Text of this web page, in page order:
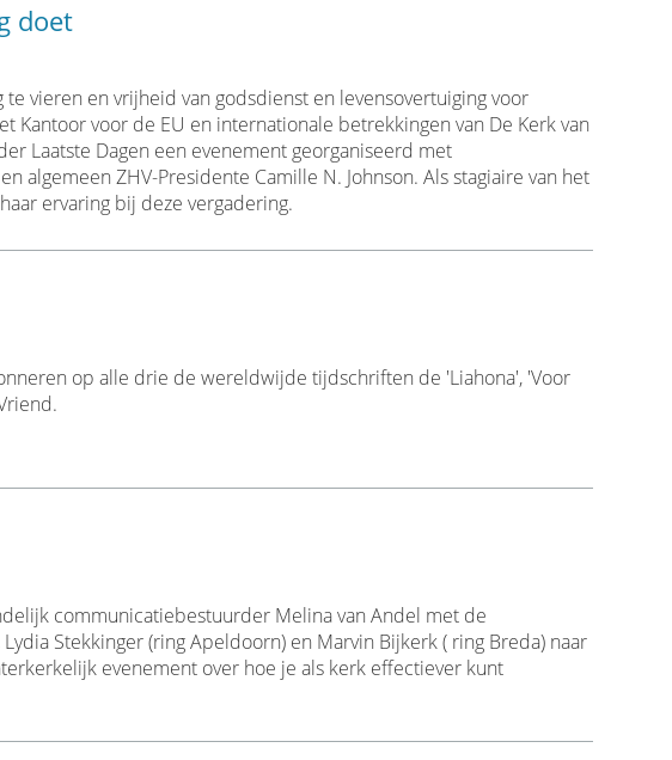
doet
vieren en vrijheid van godsdienst en levensovertuiging voor
Kantoor voor de EU en internationale betrekkingen van De Kerk van
Laatste Dagen een evenement georganiseerd met
algemeen ZHV-Presidente Camille N. Johnson. Als stagiaire van het
ervaring bij deze vergadering.
op alle drie de wereldwijde tijdschriften de 'Liahona', 'Voor
communicatiebestuurder Melina van Andel met de
Stekkinger (ring Apeldoorn) en Marvin Bijkerk ( ring Breda) naar
evenement over hoe je als kerk effectiever kunt